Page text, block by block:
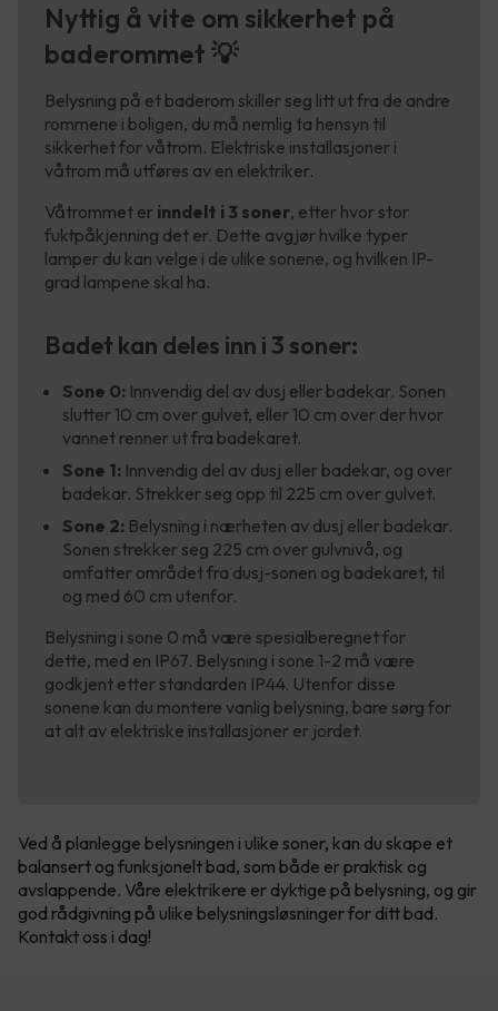
Nyttig å vite om sikkerhet på
baderommet 💡
Belysning på et baderom skiller seg litt ut fra de andre
rommene i boligen, du må nemlig ta hensyn til
sikkerhet for våtrom. Elektriske installasjoner i
våtrom må utføres av en elektriker.
Våtrommet er inndelt i 3 soner, etter hvor stor
fuktpåkjenning det er. Dette avgjør hvilke typer
lamper du kan velge i de ulike sonene, og hvilken IP-
grad lampene skal ha.
Badet kan deles inn i 3 soner:
Sone 0: Innvendig del av dusj eller badekar. Sonen
slutter 10 cm over gulvet, eller 10 cm over der hvor
vannet renner ut fra badekaret.
Sone 1: Innvendig del av dusj eller badekar, og over
badekar. Strekker seg opp til 225 cm over gulvet.
Sone 2: Belysning i nærheten av dusj eller badekar.
Sonen strekker seg 225 cm over gulvnivå, og
omfatter området fra dusj-sonen og badekaret, til
og med 60 cm utenfor.
Belysning i sone 0 må være spesialberegnet for
dette, med en IP67. Belysning i sone 1-2 må være
godkjent etter standarden IP44. Utenfor disse
sonene kan du montere vanlig belysning, bare sørg for
at alt av elektriske installasjoner er jordet.
Ved å planlegge belysningen i ulike soner, kan du skape et
balansert og funksjonelt bad, som både er praktisk og
avslappende. Våre elektrikere er dyktige på belysning, og gir
god rådgivning på ulike belysningsløsninger for ditt bad.
Kontakt oss i dag!